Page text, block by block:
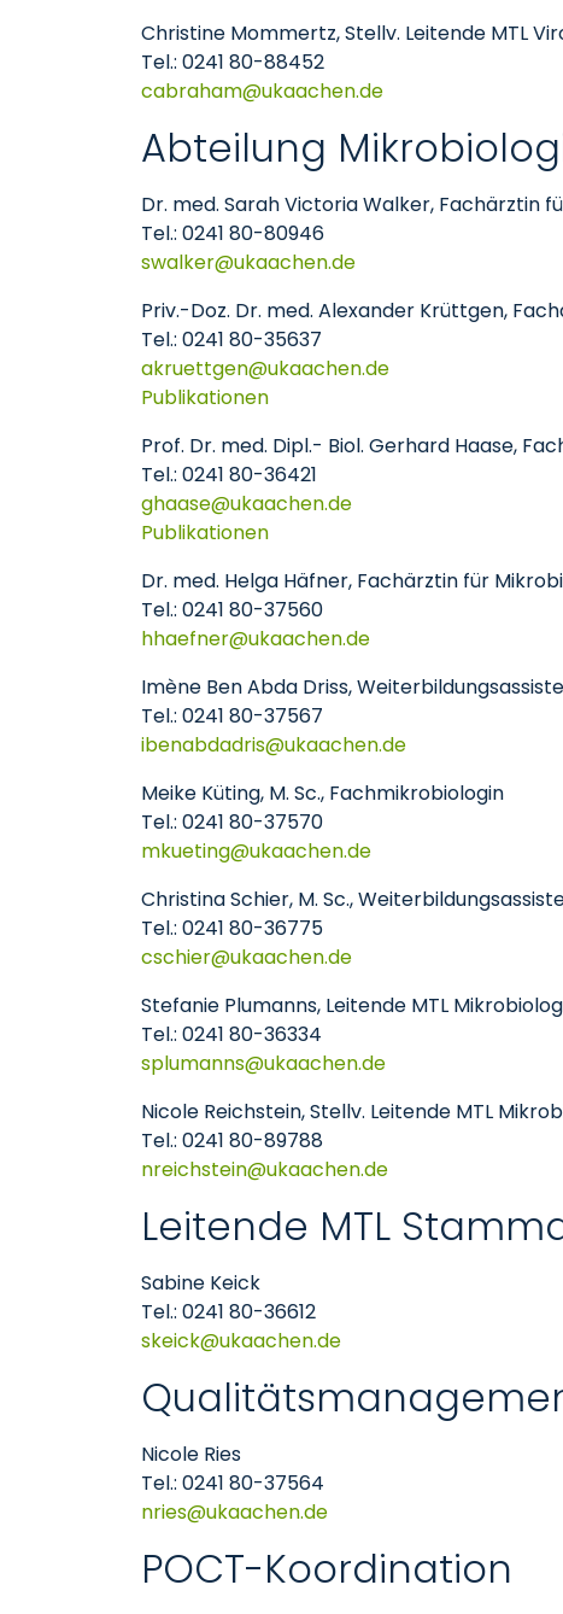
Christine Mommertz, Stellv. Leitende MTL
Tel.: 0241 80-88452
cabraham
ukaachende
Abteilung
Dr. med. Sarah Victoria Walker, Fachärztin
Tel.: 0241 80-80946
swalker
ukaachende
Priv.-Doz. Dr. med. Alexander Krüttgen,
Tel.: 0241 80-35637
akruettgen
ukaachende
Publikationen
Prof. Dr. med. Dipl.- Biol. Gerhard Haase,
Tel.: 0241 80-36421
ghaase
ukaachende
Publikationen
Dr. med. Helga Häfner, Fachärztin für
Tel.: 0241 80-37560
hhaefner
ukaachende
Imène Ben Abda Driss,
Tel.: 0241 80-37567
ibenabdadris
ukaachende
Meike Küting, M. Sc., Fachmikrobiologin
Tel.: 0241 80-37570
mkueting
ukaachende
Christina Schier, M. Sc.,
Tel.: 0241 80-36775
cschier
ukaachende
Stefanie Plumanns, Leitende MTL
Tel.: 0241 80-36334
splumanns
ukaachende
Nicole Reichstein, Stellv. Leitende MTL
Tel.: 0241 80-89788
nreichstein
ukaachende
Leitende MTL
Sabine Keick
Tel.: 0241 80-36612
skeick
ukaachende
Nicole Ries
Tel.: 0241 80-37564
nries
ukaachende
POCT-Koordination